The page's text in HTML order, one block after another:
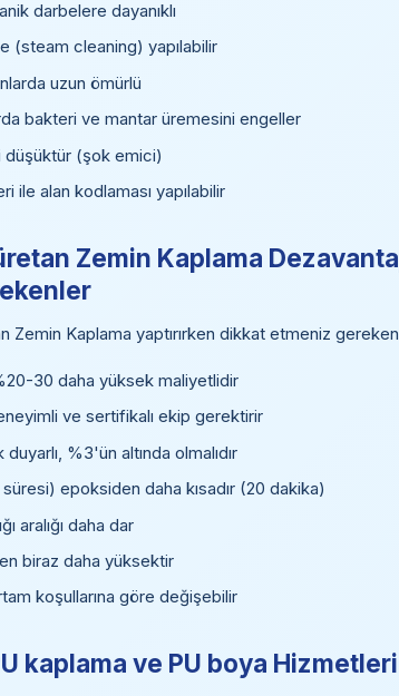
darbelere dayanıklı
(steam cleaning) yapılabilir
uzun ömürlü
bakteri ve mantar üremesini engeller
düşüktür (şok emici)
ile alan kodlaması yapılabilir
Zemin Kaplama
Zemin Kaplama yaptırırken dikkat etmeniz
30 daha yüksek maliyetlidir
ve sertifikalı ekip gerektirir
%3'ün altında olmalıdır
epoksiden daha kısadır (20 dakika)
aralığı daha dar
biraz daha yüksektir
koşullarına göre değişebilir
kaplama ve PU boya Hizmetleri